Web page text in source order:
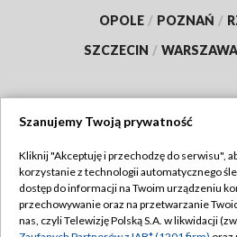
OPOLE / POZNAŃ /
SZCZECIN / WARSZAWA
TVP
Abonament TVP
Regulamin
Szanujemy Twoją prywatność
Kliknij "Akceptuję i przechodzę do serwisu",
korzystanie z technologii automatycznego
dostęp do informacji na Twoim urządzeniu
przechowywanie oraz na przetwarzanie
nas, czyli Telewizję Polską S.A. w likwidacji